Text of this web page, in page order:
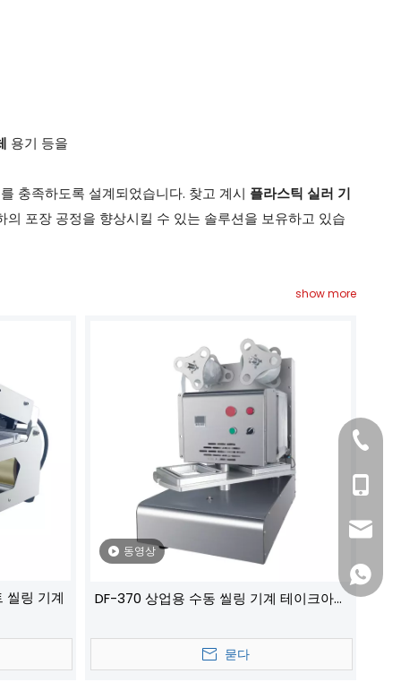
용기 등을
충족하도록 설계되었습니다. 찾고 계시 플라스틱 실러 기
의 포장 공정을 향상시킬 수 있는 솔루션을 보유하고 있습
show more
씰링 기계
동영상
DF-370 상업용 수동 씰링 기계 테이크아웃
잠금 포장 장비
묻다
0577-
+86